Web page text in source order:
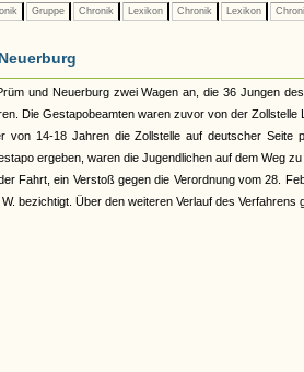
Gruppe Chronik Lexikon Chronik Lexikon
und Neuerburg zwei Wagen an, die 36 Jungen
Die Gestapobeamten waren zuvor von der Zollstelle
von 14-18 Jahren die Zollstelle auf deutscher Seite
ergeben, waren die Jugendlichen auf dem Weg
Fahrt, ein Verstoß gegen die Verordnung vom 28.
bezichtigt. Über den weiteren Verlauf des Verfahrens